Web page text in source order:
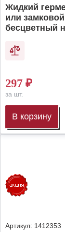
Жидкий
или
бесцветный
297 ₽
за шт.
В корзину
Артикул: 1412353